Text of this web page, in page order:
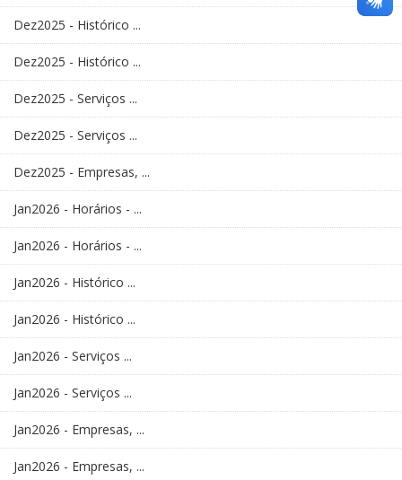
Dez2025 - Histórico ...
Dez2025 - Histórico ...
Dez2025 - Serviços ...
Dez2025 - Serviços ...
Dez2025 - Empresas, ...
Jan2026 - Horários - ...
Jan2026 - Horários - ...
Jan2026 - Histórico ...
Jan2026 - Histórico ...
Jan2026 - Serviços ...
Jan2026 - Serviços ...
Jan2026 - Empresas, ...
Jan2026 - Empresas, ...